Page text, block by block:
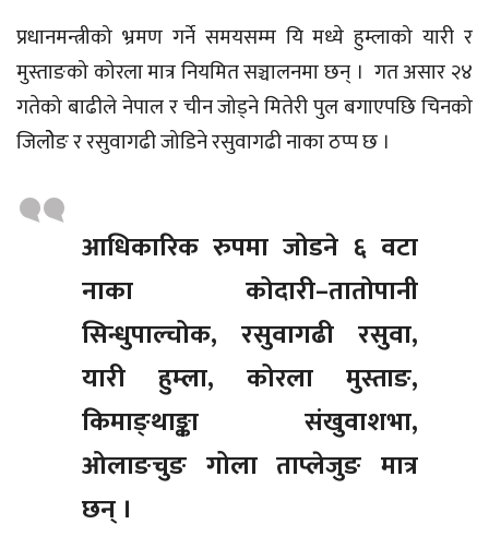
प्रधानमन्त्रीको भ्रमण गर्ने समयसम्म यि मध्ये हुम्लाको यारी र
मुस्ताङको कोरला मात्र नियमित सञ्चालनमा छन् । गत असार २४
गतेको बाढीले नेपाल र चीन जोड्ने मितेरी पुल बगाएपछि चिनको
जिलोेङ र रसुवागढी जोडिने रसुवागढी नाका ठप्प छ ।
आधिकारिक रुपमा जोडने ६ वटा
नाका कोदारी–तातोपानी
सिन्धुपाल्चोक, रसुवागढी रसुवा,
यारी हुम्ला, कोरला मुस्ताङ,
किमाङ्थाङ्का संखुवाशभा,
ओलाङचुङ गोला ताप्लेजुङ मात्र
छन् ।